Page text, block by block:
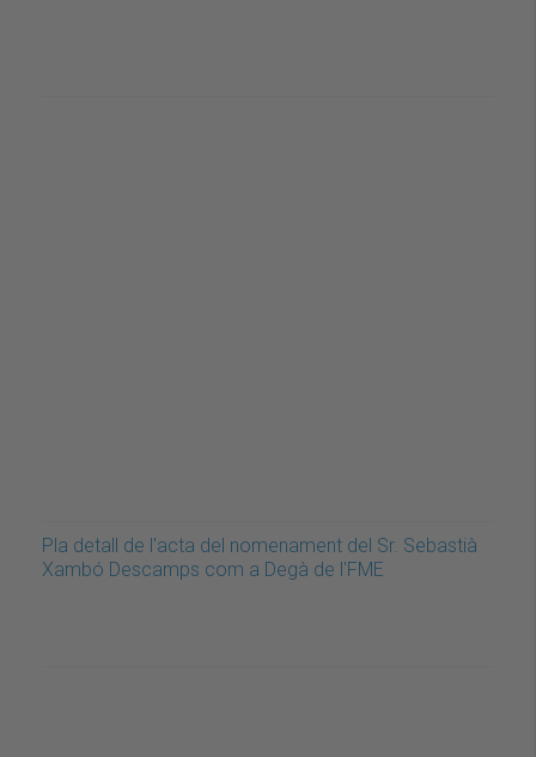
Pla detall de l'acta del nomenament del Sr. Sebastià
Xambó Descamps com a Degà de l'FME